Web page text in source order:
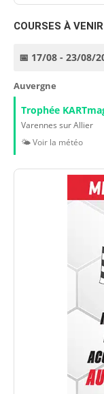
COURSES À VENIR
📅 17/08 - 23/08/
Auvergne
Trophée
Varennes sur Allier
🌤️ Voir la météo